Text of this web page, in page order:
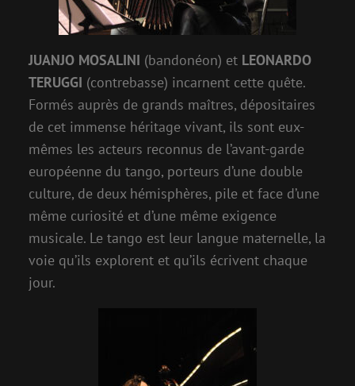
JUANJO MOSALINI (bandonéon) et LEONARDO
TERUGGI (contrebasse) incarnent cette quête.
Formés auprès de grands maîtres, dépositaires
de cet immense héritage vivant, ils sont eux-
mêmes les acteurs reconnus de l’avant-garde
européenne du tango, porteurs d’une double
culture, de deux hémisphères, pile et face d’une
même curiosité et d’une même exigence
musicale. Le tango est leur langue maternelle, la
voie qu’ils explorent et qu’ils écrivent chaque
jour.